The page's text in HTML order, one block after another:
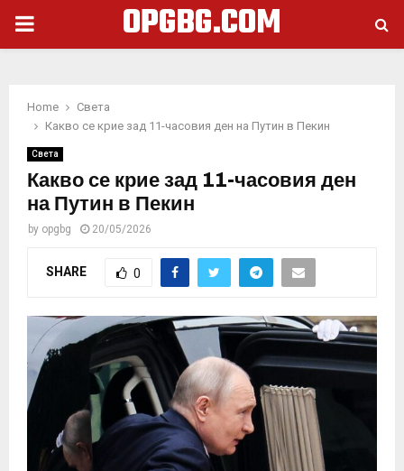
PRIMARY
OPGBG.COM
Home
Света
Какво се крие зад 11-часовия ден на Путин в Пекин
Света
Какво се крие зад 11-часовия ден
на Путин в Пекин
by opgbg 20/05/2026
SHARE 0